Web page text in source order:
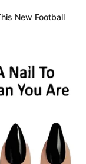
futball
a
Péter
volna
Ilonával
New Football